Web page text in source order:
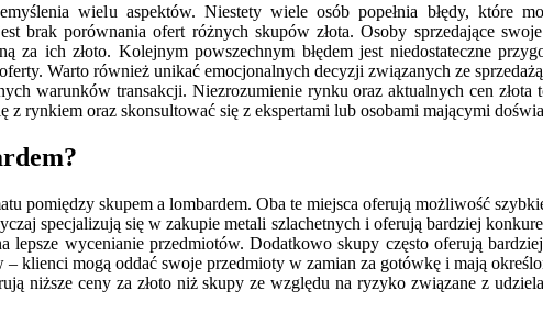
wielu aspektów. Niestety wiele osób popełnia błędy, które
brak porównania ofert różnych skupów złota. Osoby sprzedające
za ich złoto. Kolejnym powszechnym błędem jest niedostateczne
Warto również unikać emocjonalnych decyzji związanych ze
warunków transakcji. Niezrozumienie rynku oraz aktualnych cen
z rynkiem oraz skonsultować się z ekspertami lub osobami mającymi
pomiędzy skupem a lombardem. Oba te miejsca oferują możliwość
specjalizują się w zakupie metali szlachetnych i oferują bardziej
wycenianie przedmiotów. Dodatkowo skupy często oferują
– klienci mogą oddać swoje przedmioty w zamian za gotówkę i mają
niższe ceny za złoto niż skupy ze względu na ryzyko związane z